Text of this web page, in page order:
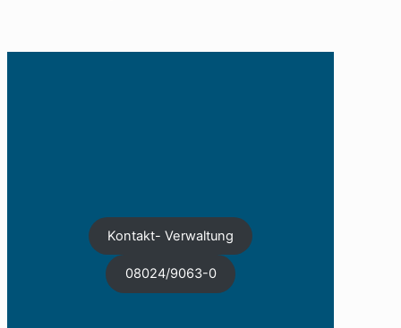
Kontakt- Verwaltung
08024/9063-0